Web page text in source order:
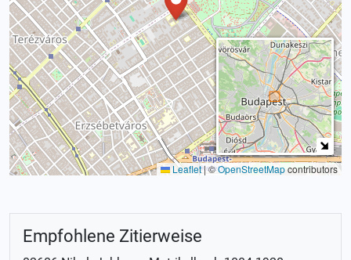
Leaflet|©OpenStreetMapcontributors
Empfohlene Zitierweise